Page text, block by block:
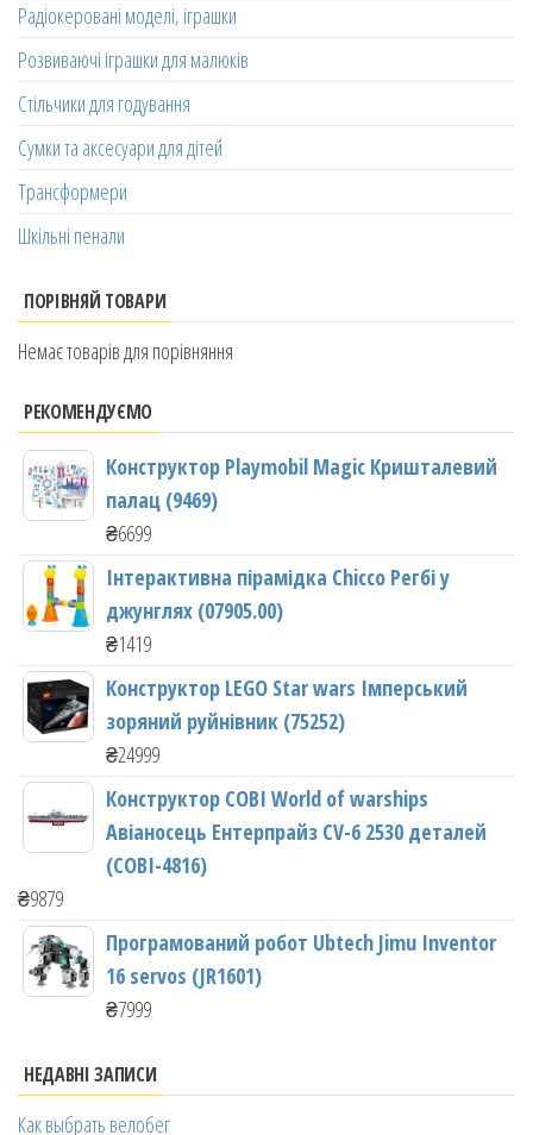
Радіокеровані моделі, іграшки
Розвиваючі іграшки для малюків
Стільчики для годування
Сумки та аксесуари для дітей
Трансформери
Шкільні пенали
ПОРІВНЯЙ ТОВАРИ
Немає товарів для порівняння
РЕКОМЕНДУЄМО
Конструктор Playmobil Magic Кришталевий
палац (9469)
₴6699
Інтерактивна пірамідка Chicco Регбі у
джунглях (07905.00)
₴1419
Конструктор LEGO Star wars Імперський
зоряний руйнівник (75252)
₴24999
Конструктор COBI World of warships
Авіаносець Ентерпрайз CV-6 2530 деталей
(COBI-4816)
₴9879
Програмований робот Ubtech Jimu Inventor
16 servos (JR1601)
₴7999
НЕДАВНІ ЗАПИСИ
Как выбрать велобег